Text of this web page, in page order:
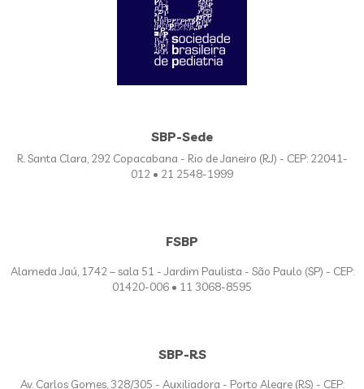
SBP-Sede
R. Santa Clara, 292 Copacabana - Rio de Janeiro (RJ) - CEP: 22041-
012 • 21 2548-1999
FSBP
Alameda Jaú, 1742 – sala 51 - Jardim Paulista - São Paulo (SP) - CEP:
01420-006 • 11 3068-8595
SBP-RS
Av. Carlos Gomes, 328/305 - Auxiliadora - Porto Alegre (RS) - CEP: